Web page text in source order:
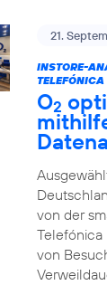
21.
INSTORE-
TELEFÓNICA
O2
von der
Telefónica
von